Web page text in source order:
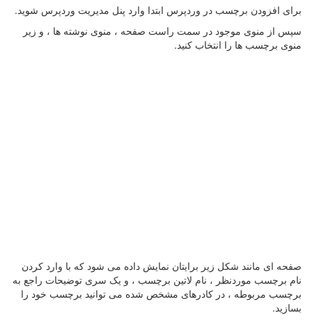
برای افزودن برچسب در وردپرس ابتدا وارد پنل مدیریت وردپرس شوید.
سپس از منوی موجود در سمت راست صفحه ، منوی نوشته ها ، و زیر
منوی برچسب ها را انتخاب کنید.
صفحه ای مانند شکل زیر برایتان نمایش داده می شود که با وارد کردن
نام برچسب موردنظر ، نام لاتین برچسب ، و یک سری توضیحات راجع به
برچسب مربوطه ، در کادرهای مشخص شده می توانید برچسب خود را
بسازید.